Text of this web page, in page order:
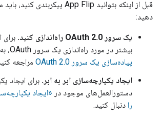
قبل از اینکه بتوانید App Flip پیکربندی کنید، باید
دهید:
یک سرور OAuth 2.0 راه‌اندازی کنید.
برای
بیشتر در مورد راه‌اندازی یک سرور OAuth، به
پیاده‌سازی یک سرور OAuth 2.0
مراجعه
ایجاد یکپارچه‌سازی ابر به ابر. برای ایجاد
دستورالعمل‌های موجود در «ایجاد
را دنبال کنید.